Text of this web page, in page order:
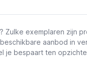
Zulke exemplaren zijn
aanbod in
je bespaart ten